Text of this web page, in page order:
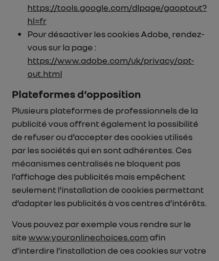
https://tools.google.com/dlpage/gaoptout?
hl=fr
Pour désactiver les cookies Adobe, rendez-
vous sur la page :
https://www.adobe.com/uk/privacy/opt-
out.html
Plateformes d’opposition
Plusieurs plateformes de professionnels de la
publicité vous offrent également la possibilité
de refuser ou d’accepter des cookies utilisés
par les sociétés qui en sont adhérentes. Ces
mécanismes centralisés ne bloquent pas
l’affichage des publicités mais empêchent
seulement l’installation de cookies permettant
d’adapter les publicités à vos centres d’intérêts.
Vous pouvez par exemple vous rendre sur le
sitewww.youronlinechoices.com afin
d’interdire l’installation de ces cookies sur votre